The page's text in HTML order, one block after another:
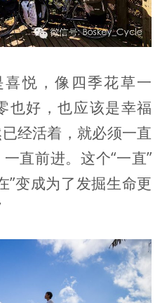
悦，像四季花草一
也好，也应该是幸福
经活着，就必须一直
直前进。这个“一直”
”变成为了发掘生命更